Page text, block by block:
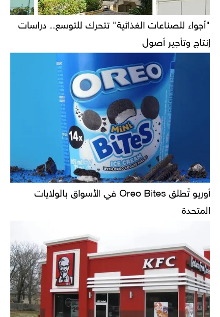
"أجواء للصناعات الغذائية" تتحرك للتوسع.. دراسات
إنتاج وتأجير أصول
أوريو تُطلق Oreo Bites في الأسواق بالولايات
المتحدة